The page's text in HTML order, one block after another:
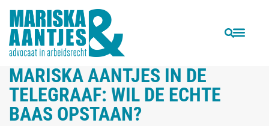
VORIGE
Column ‘Paragnost of advocaat?’
VOLGENDE
MARISKA AANTJES IN DE
TELEGRAAF: WIL DE ECHTE
BAAS OPSTAAN?